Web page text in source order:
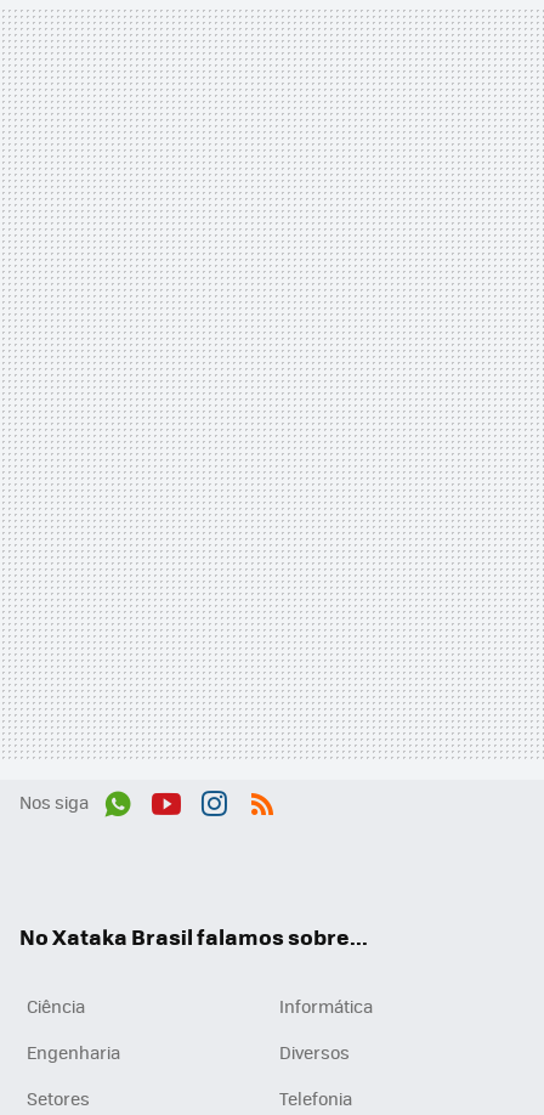
Nos siga
No Xataka Brasil falamos sobre...
Ciência
Informática
Engenharia
Diversos
Setores
Telefonia